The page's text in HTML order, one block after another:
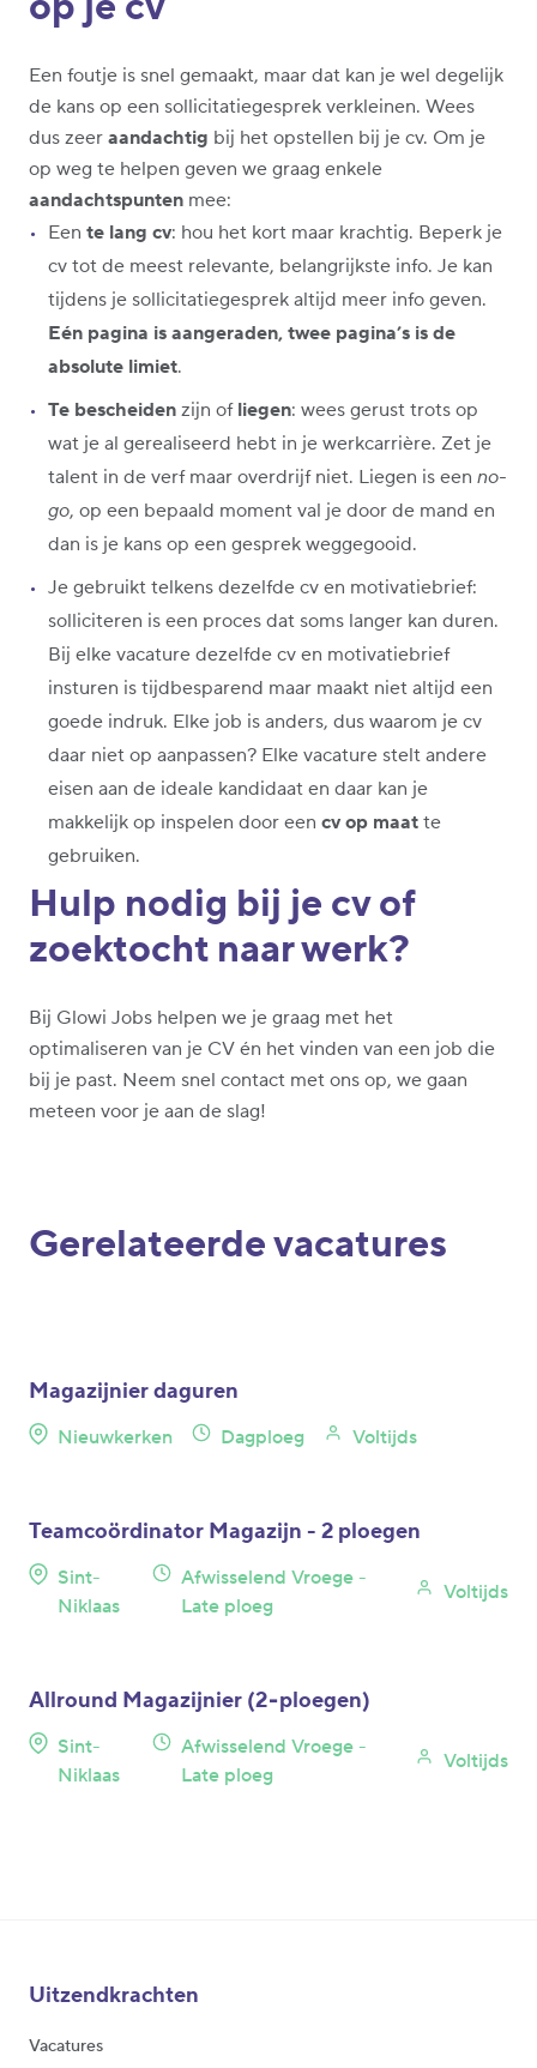
Een foutje is snel gemaakt, maar dat kan je wel degelijk
de kans op een sollicitatiegesprek verkleinen. Wees
dus zeer aandachtig bij het opstellen bij je cv. Om je
op weg te helpen geven we graag enkele
aandachtspunten mee:
Een te lang cv: hou het kort maar krachtig. Beperk je
cv tot de meest relevante, belangrijkste info. Je kan
tijdens je sollicitatiegesprek altijd meer info geven.
Eén pagina is aangeraden, twee pagina’s is de
absolute limiet.
Te bescheiden zijn of liegen: wees gerust trots op
wat je al gerealiseerd hebt in je werkcarrière. Zet je
talent in de verf maar overdrijf niet. Liegen is een no-
go, op een bepaald moment val je door de mand en
dan is je kans op een gesprek weggegooid.
Je gebruikt telkens dezelfde cv en motivatiebrief:
solliciteren is een proces dat soms langer kan duren.
Bij elke vacature dezelfde cv en motivatiebrief
insturen is tijdbesparend maar maakt niet altijd een
goede indruk. Elke job is anders, dus waarom je cv
daar niet op aanpassen? Elke vacature stelt andere
eisen aan de ideale kandidaat en daar kan je
makkelijk op inspelen door een cv op maat te
gebruiken.
Hulp nodig bij je cv of
zoektocht naar werk?
Bij Glowi Jobs helpen we je graag met het
optimaliseren van je CV én het vinden van een job die
bij je past. Neem snel contact met ons op, we gaan
meteen voor je aan de slag!
Gerelateerde vacatures
Magazijnier daguren
Nieuwkerken Dagploeg Voltijds
Teamcoördinator Magazijn - 2 ploegen
Sint-
Niklaas
Afwisselend Vroege -
Late ploeg
Voltijds
Allround Magazijnier (2‑ploegen)
Sint-
Niklaas
Afwisselend Vroege -
Late ploeg
Voltijds
Uitzendkrachten
Vacatures